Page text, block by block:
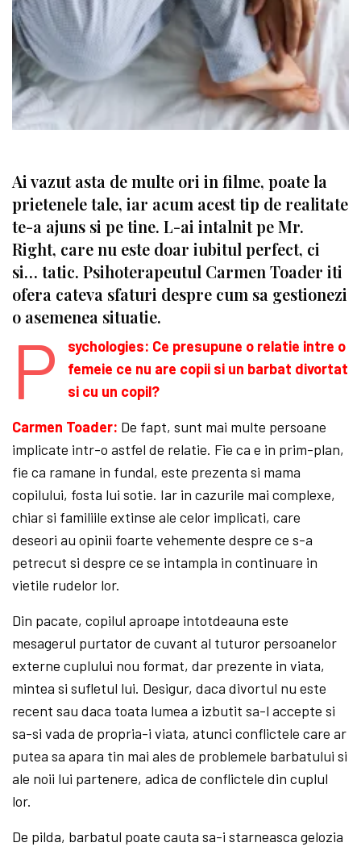
Ai vazut asta de multe ori in filme, poate la
prietenele tale, iar acum acest tip de realitate
te-a ajuns si pe tine. L-ai intalnit pe Mr.
Right, care nu este doar iubitul perfect, ci
si… tatic. Psihoterapeutul Carmen Toader iti
ofera cateva sfaturi despre cum sa gestionezi
o asemenea situatie.
P
sychologies: Ce presupune o relatie intre o
femeie ce nu are copii si un barbat divortat
si cu un copil?
Carmen Toader: De fapt, sunt mai multe persoane
implicate intr-o astfel de relatie. Fie ca e in prim-plan,
fie ca ramane in fundal, este prezenta si mama
copilului, fosta lui sotie. Iar in cazurile mai complexe,
chiar si familiile extinse ale celor implicati, care
deseori au opinii foarte vehemente despre ce s-a
petrecut si despre ce se intampla in continuare in
vietile rudelor lor.
Din pacate, copilul aproape intotdeauna este
mesagerul purtator de cuvant al tuturor persoanelor
externe cuplului nou format, dar prezente in viata,
mintea si sufletul lui. Desigur, daca divortul nu este
recent sau daca toata lumea a izbutit sa-l accepte si
sa-si vada de propria-i viata, atunci conflictele care ar
putea sa apara tin mai ales de problemele barbatului si
ale noii lui partenere, adica de conflictele din cuplul
lor.
De pilda, barbatul poate cauta sa-i starneasca gelozia